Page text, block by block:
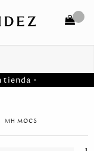
tienda •
MH MOCS